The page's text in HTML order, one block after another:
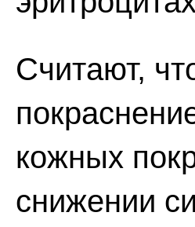
Считают,
кожных
снижении